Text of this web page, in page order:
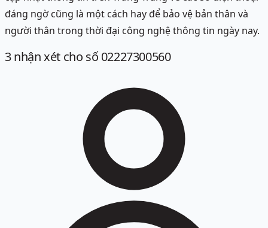
đáng ngờ cũng là một cách hay để bảo vệ bản thân và
người thân trong thời đại công nghệ thông tin ngày nay.
3nhận xét cho số 02227300560